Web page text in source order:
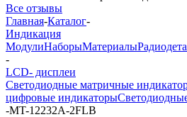
Все отзывы
Главная-Каталог-
Индикация
МодулиНаборыМатериалы
-
LCD- дисплеи
Светодиодные матричные
цифровые индикаторы
-MT-12232A-2FLB